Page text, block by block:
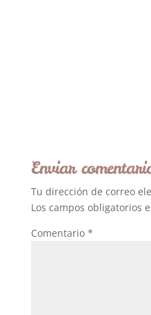
Enviar
Tu dirección de correo
Los campos obligatorios
Comentario *